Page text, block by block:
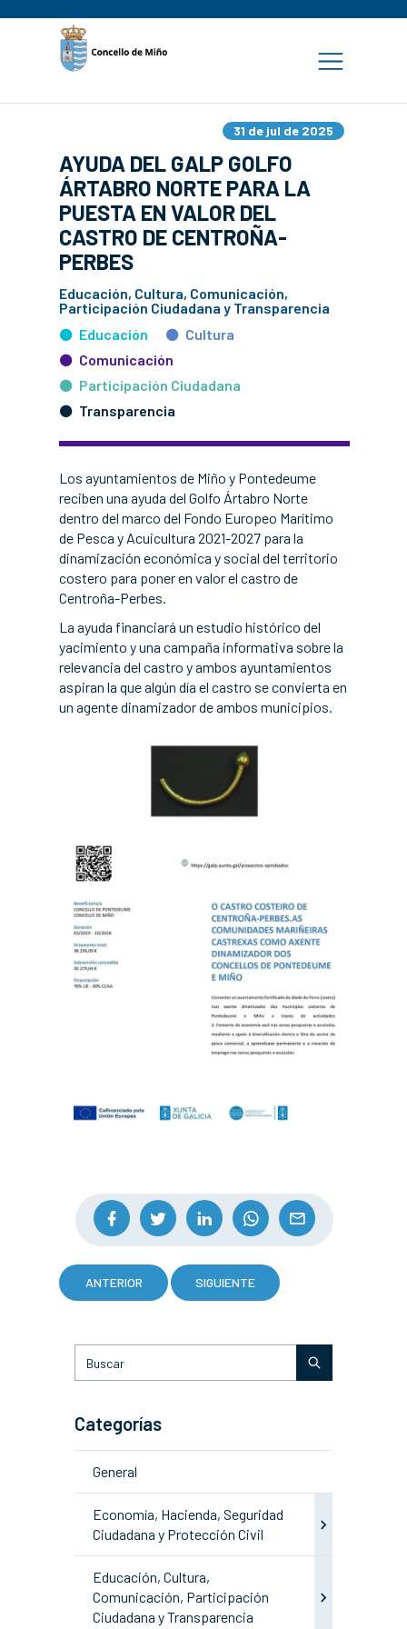
31 de jul de 2025
AYUDA DEL GALP GOLFO
ÁRTABRO NORTE PARA LA
PUESTA EN VALOR DEL
CASTRO DE CENTROÑA-
PERBES
Educación, Cultura, Comunicación,
Participación Ciudadana y Transparencia
Educación
Cultura
Comunicación
Participación Ciudadana
Transparencia
Los ayuntamientos de Miño y Pontedeume
reciben una ayuda del Golfo Ártabro Norte
dentro del marco del Fondo Europeo Marítimo
de Pesca y Acuicultura 2021-2027 para la
dinamización económica y social del territorio
costero para poner en valor el castro de
Centroña-Perbes.
La ayuda financiará un estudio histórico del
yacimiento y una campaña informativa sobre la
relevancia del castro y ambos ayuntamientos
aspiran la que algún día el castro se convierta en
un agente dinamizador de ambos municipios.
ANTERIOR SIGUIENTE
Categorías
General
Economía, Hacienda, Seguridad
Ciudadana y Protección Civil
Educación, Cultura,
Comunicación, Participación
Ciudadana y Transparencia